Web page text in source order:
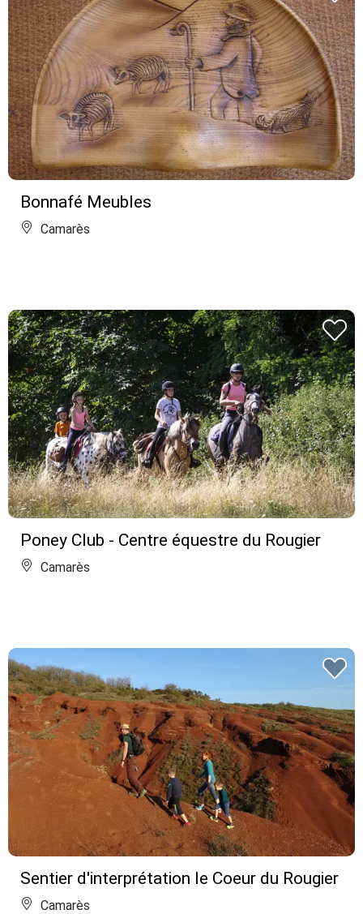
Bonnafé Meubles
Camarès
Poney Club - Centre équestre du Rougier
Camarès
Sentier d'interprétation le Coeur du Rougier
Camarès